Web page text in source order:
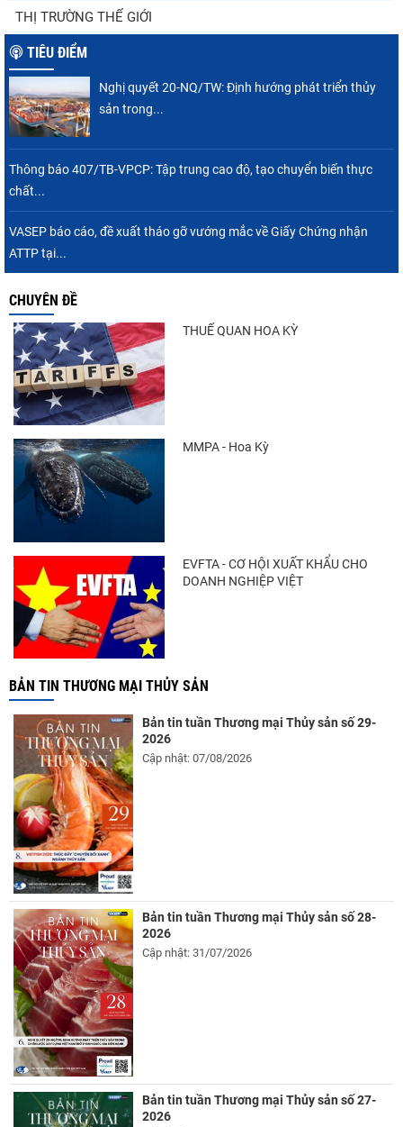
Thuế Mục 301 và bài toán thích ứng của
tôm Việt tại thị...
Xuất khẩu cá tra sang CPTPP: Mở rộng cơ
tăng nhẹ, áp lực mới...
Trung Quốc tăng mạnh nhập khẩu mực,
Còn chưa đầy 3 tuần đến Vietfish 2026: Sẵn
THỊ TRƯỜNG THẾ GIỚI
TIÊU ĐIỂM
Nghị quyết 20-NQ/TW: Định hướng phát triển thủy
sản trong...
Thông báo 407/TB-VPCP: Tập trung cao độ, tạo chuyển biến thực
chất...
VASEP báo cáo, đề xuất tháo gỡ vướng mắc về Giấy Chứng nhận
ATTP tại...
CHUYÊN ĐỀ
THUẾ QUAN HOA KỲ
MMPA - Hoa Kỳ
EVFTA - CƠ HỘI XUẤT KHẨU CHO
DOANH NGHIỆP VIỆT
BẢN TIN THƯƠNG MẠI THỦY SẢN
Bản tin tuần Thương mại Thủy sản số 29-
2026
Cập nhật: 07/08/2026
Bản tin tuần Thương mại Thủy sản số 28-
2026
Cập nhật: 31/07/2026
Bản tin tuần Thương mại Thủy sản số 27-
2026